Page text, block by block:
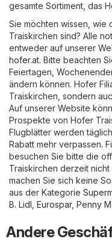
gesamte Sortiment, das
Sie möchten wissen, wie
Traiskirchen sind? Alle
entweder auf unserer
hofer.at. Bitte beachten
Feiertagen,
ändern können. Hofer
Traiskirchen, sondern
Auf unserer Website
Prospekte von Hofer
Flugblätter werden
Rabatt mehr verpassen.
besuchen Sie bitte die
Traiskirchen derzeit
machen Sie sich keine
aus der Kategorie
B. Lidl, Eurospar, Penny
Andere